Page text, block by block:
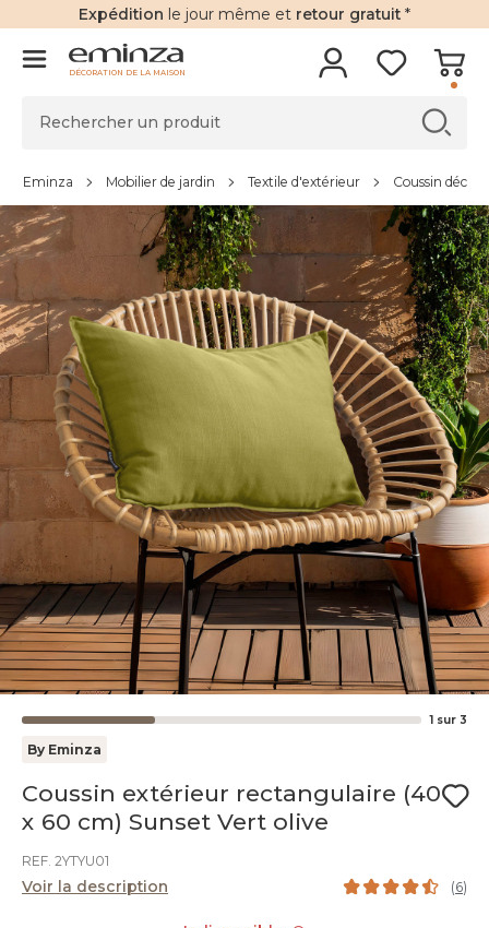
Expédition le jour même et retour gratuit *
DÉCORATION DE LA MAISON
Eminza Mobilier de jardin Textile d'extérieur Coussin déco
1 sur 3
By Eminza
Coussin extérieur rectangulaire (40
x 60 cm) Sunset Vert olive
REF. 2YTYU01
Voir la description (6)